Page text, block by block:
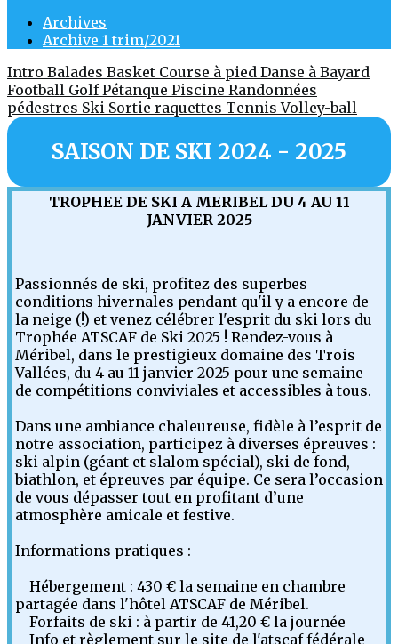
Archives
Archive 1 trim/2021
Intro Balades Basket Course à pied Danse à Bayard
Football GolfPétanque Piscine Randonnées
pédestres Ski Sortie raquettes TennisVolley-ball
SAISON DE SKI 2024 - 2025
TROPHEE DE SKI A MERIBEL DU 4 AU 11
JANVIER 2025
Passionnés de ski, profitez des superbes
conditions hivernales pendant qu'il y a encore de
la neige (!) et venez célébrer l'esprit du ski lors du
Trophée ATSCAF de Ski 2025 ! Rendez-vous à
Méribel, dans le prestigieux domaine des Trois
Vallées, du 4 au 11 janvier 2025 pour une semaine
de compétitions conviviales et accessibles à tous.
Dans une ambiance chaleureuse, fidèle à l’esprit de
notre association, participez à diverses épreuves :
ski alpin (géant et slalom spécial), ski de fond,
biathlon, et épreuves par équipe. Ce sera l’occasion
de vous dépasser tout en profitant d’une
atmosphère amicale et festive.
Informations pratiques :
Hébergement : 430 € la semaine en chambre
partagée dans l'hôtel ATSCAF de Méribel.
Forfaits de ski : à partir de 41,20 € la journée
Info et règlement sur le site de l'atscaf fédérale